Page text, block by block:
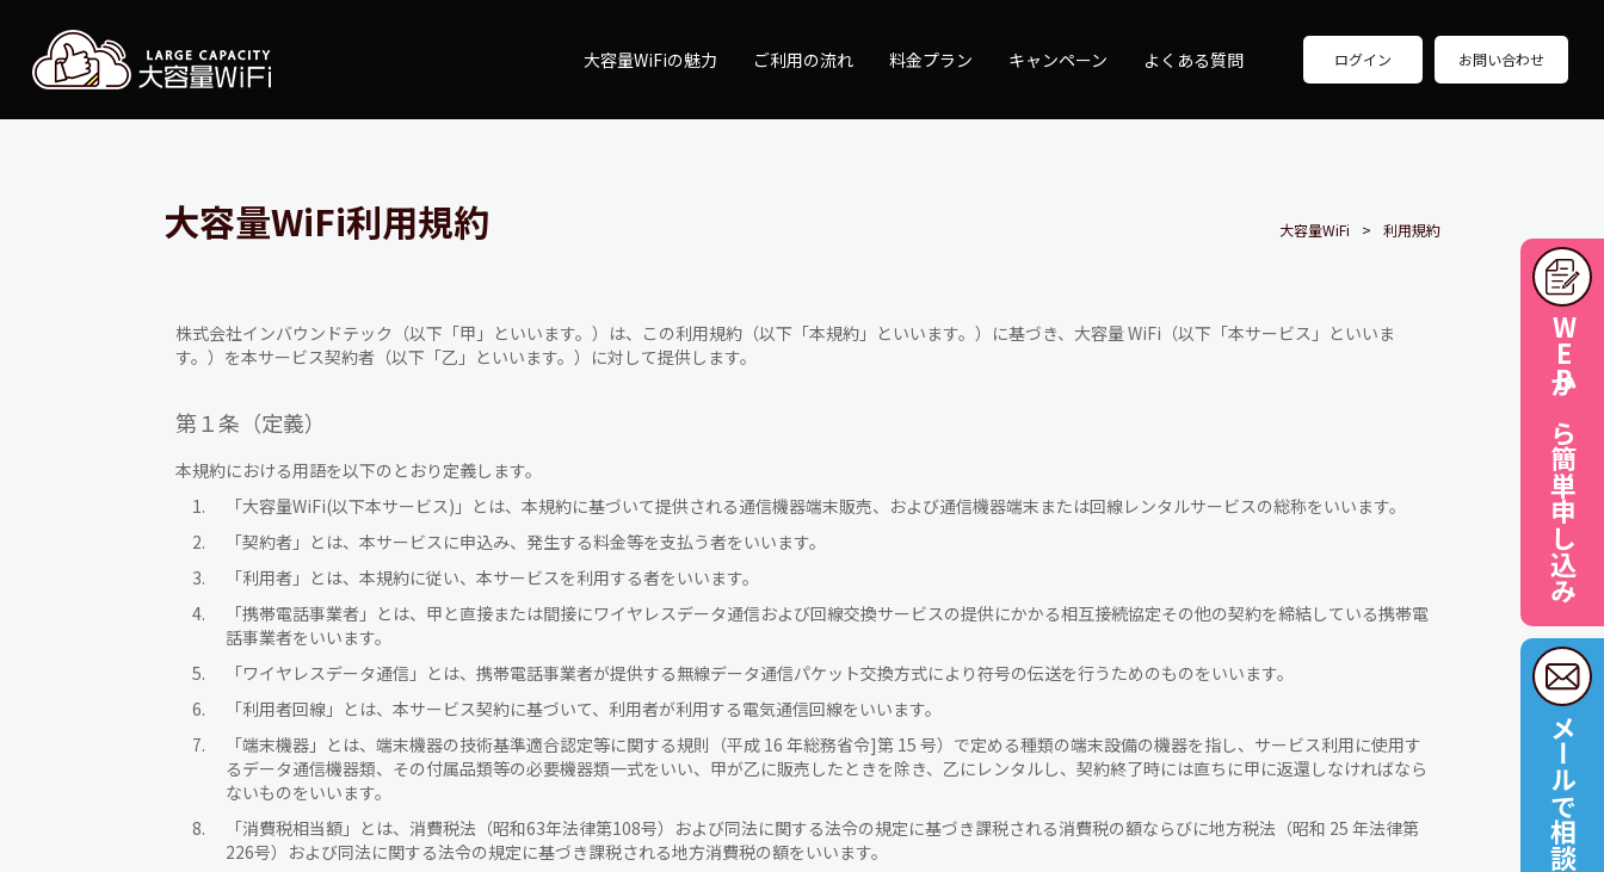
大容量WiFiの魅力 ご利用の流れ 料金プラン キャンペーン よくある質問 ログイン お問い合わせ
WEBから簡単申し込み
メールで相談
大容量WiFi利用規約 大容量WiFi 利用規約
株式会社インバウンドテック（以下「甲」といいます。）は、この利用規約（以下「本規約」といいます。）に基づき、大容量 WiFi（以下「本サービス」といいま
す。）を本サービス契約者（以下「乙」といいます。）に対して提供します。
第１条（定義）
本規約における用語を以下のとおり定義します。
「大容量WiFi(以下本サービス)」とは、本規約に基づいて提供される通信機器端末販売、および通信機器端末または回線レンタルサービスの総称をいいます。
「契約者」とは、本サービスに申込み、発生する料金等を支払う者をいいます。
「利用者」とは、本規約に従い、本サービスを利用する者をいいます。
「携帯電話事業者」とは、甲と直接または間接にワイヤレスデータ通信および回線交換サービスの提供にかかる相互接続協定その他の契約を締結している携帯電
話事業者をいいます。
「ワイヤレスデータ通信」とは、携帯電話事業者が提供する無線データ通信パケット交換方式により符号の伝送を行うためのものをいいます。
「利用者回線」とは、本サービス契約に基づいて、利用者が利用する電気通信回線をいいます。
「端末機器」とは、端末機器の技術基準適合認定等に関する規則（平成 16 年総務省令]第 15 号）で定める種類の端末設備の機器を指し、サービス利用に使用す
るデータ通信機器類、その付属品類等の必要機器類一式をいい、甲が乙に販売したときを除き、乙にレンタルし、契約終了時には直ちに甲に返還しなければなら
ないものをいいます。
「消費税相当額」とは、消費税法（昭和63年法律第108号）および同法に関する法令の規定に基づき課税される消費税の額ならびに地方税法（昭和 25 年法律第
226号）および同法に関する法令の規定に基づき課税される地方消費税の額をいいます。